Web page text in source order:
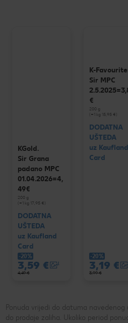
KGold.
Sir Grana
padano MPC
01.04.2026=4,
49€
200 g
(=1 kg 17,95 €)
DODATNA
UŠTEDA
uz Kaufland
Card
-20%
3,59 €
4,49 €
K-
Sir MPC
€
200 g
(=1 kg 15,95 €)
DODATNA
UŠTEDA
uz Kaufland
Card
-20%
3,19 €
3,99 €
Ponuda vrijedi do datuma navedenog
do prodaje zaliha. Ukoliko period